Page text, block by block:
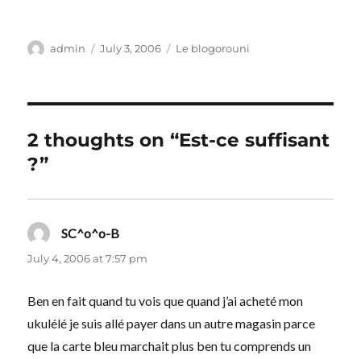
Author
admin
Posted
July 3, 2006 Categories
Le blogorouni
2 thoughts on “Est-ce suffisant
?”
SC^o^o-B
July 4, 2006 at 7:57 pm
Ben en fait quand tu vois que quand j’ai acheté mon
ukulélé je suis allé payer dans un autre magasin parce
que la carte bleu marchait plus ben tu comprends un